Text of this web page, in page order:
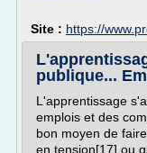
Site : https://
publique...
L'apprentissage
emplois et des
bon moyen de
en tension[17] ou